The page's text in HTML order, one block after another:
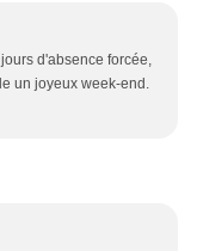
d'absence forcée,
un joyeux week-end.